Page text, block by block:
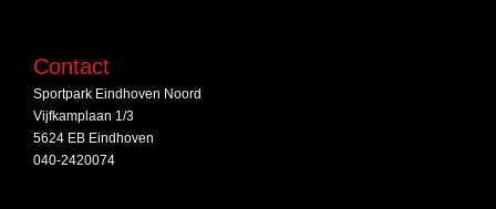
Contact
Sportpark Eindhoven Noord
Vijfkamplaan 1/3
5624 EB Eindhoven
040-2420074